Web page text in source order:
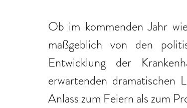
Ob im kommenden Jahr
maßgeblich von den
Entwicklung der
erwartenden dramatischen
Anlass zum Feiern als zum